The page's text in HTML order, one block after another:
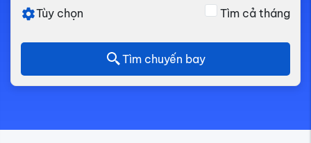
Tùy chọn Tìm cả tháng
Tìm chuyến bay